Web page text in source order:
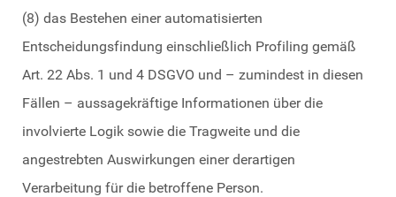
(8) das Bestehen einer automatisierten
Entscheidungsfindung einschließlich Profiling gemäß
Art. 22 Abs. 1 und 4 DSGVO und – zumindest in diesen
Fällen – aussagekräftige Informationen über die
involvierte Logik sowie die Tragweite und die
angestrebten Auswirkungen einer derartigen
Verarbeitung für die betroffene Person.